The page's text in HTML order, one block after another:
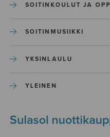
SOITINKOULUT JA
SOITINMUSIIKKI
YKSINLAULU
YLEINEN
Sulasol